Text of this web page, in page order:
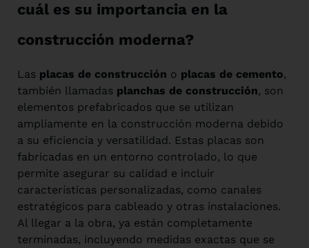
cuál es su importancia en la
construcción moderna?
Las placas de construcción o placas de cemento,
también llamadas planchas de construcción, son
elementos prefabricados que se utilizan
ampliamente en la construcción moderna debido
a su eficiencia y versatilidad. Estas placas son
fabricadas en un entorno controlado, lo que
permite asegurar su calidad e incluir
características personalizadas, como canales
estratégicos para cableado y otras instalaciones.
Al llegar a la obra, ya están completamente
terminadas, incluyendo medidas exactas que se